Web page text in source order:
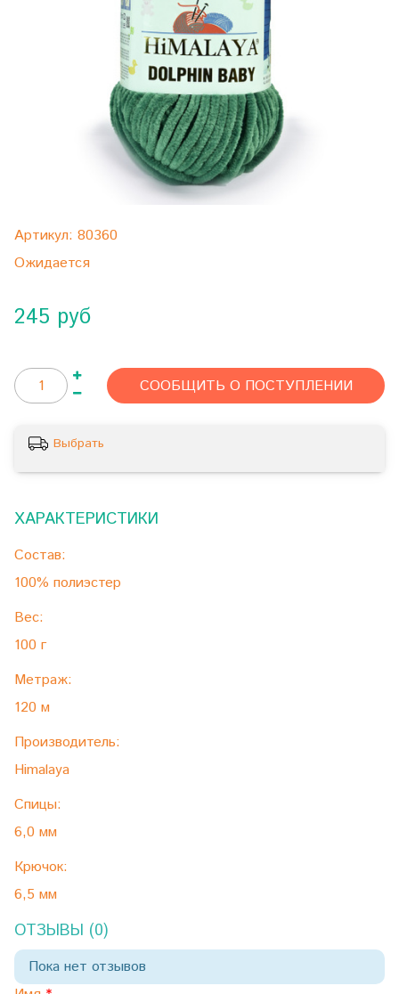
Артикул: 80360
Ожидается
245 руб
СООБЩИТЬ О ПОСТУПЛЕНИИ
Выбрать
ХАРАКТЕРИСТИКИ
Состав:
100% полиэстер
Вес:
100 г
Метраж:
120 м
Производитель:
Himalaya
Спицы:
6,0 мм
Крючок:
6,5 мм
ОТЗЫВЫ (0)
Пока нет отзывов